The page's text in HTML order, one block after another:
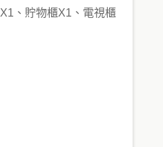
、貯物櫃X1、電視櫃